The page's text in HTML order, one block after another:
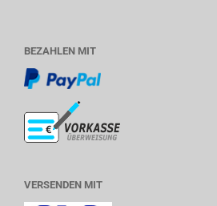
BEZAHLEN MIT
VERSENDEN MIT